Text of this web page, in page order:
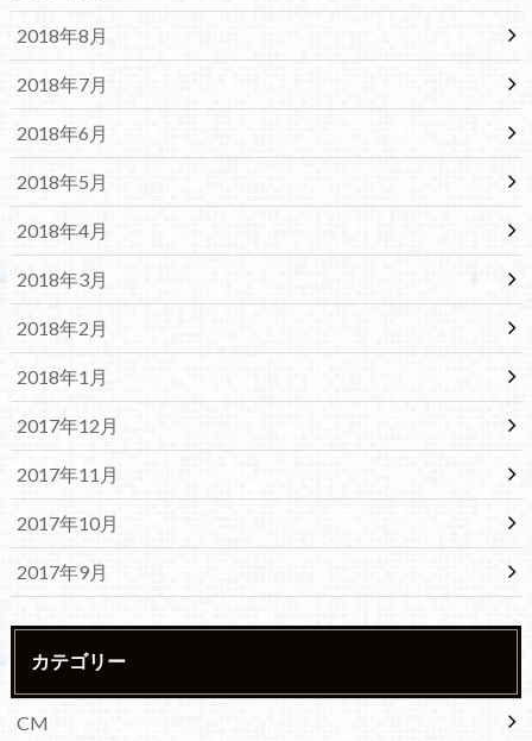
2018年8月
2018年7月
2018年6月
2018年5月
2018年4月
2018年3月
2018年2月
2018年1月
2017年12月
2017年11月
2017年10月
2017年9月
カテゴリー
CM